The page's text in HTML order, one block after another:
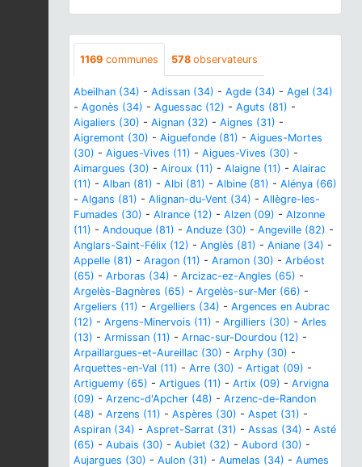
1169 communes 578 observateurs
Abeilhan (34) - Adissan (34) - Agde (34) - Agel (34)
- Agonès (34) - Aguessac (12) - Aguts (81) -
Aigaliers (30) - Aignan (32) - Aignes (31) -
Aigremont (30) - Aiguefonde (81) - Aigues-Mortes
(30) - Aigues-Vives (11) - Aigues-Vives (30) -
Aimargues (30) - Airoux (11) - Alaigne (11) - Alairac
(11) - Alban (81) - Albi (81) - Albine (81) - Alénya (66)
- Algans (81) - Alignan-du-Vent (34) - Allègre-les-
Fumades (30) - Alrance (12) - Alzen (09) - Alzonne
(11) - Andouque (81) - Anduze (30) - Angeville (82) -
Anglars-Saint-Félix (12) - Anglès (81) - Aniane (34) -
Appelle (81) - Aragon (11) - Aramon (30) - Arbéost
(65) - Arboras (34) - Arcizac-ez-Angles (65) -
Argelès-Bagnères (65) - Argelès-sur-Mer (66) -
Argeliers (11) - Argelliers (34) - Argences en Aubrac
(12) - Argens-Minervois (11) - Argilliers (30) - Arles
(13) - Armissan (11) - Arnac-sur-Dourdou (12) -
Arpaillargues-et-Aureillac (30) - Arphy (30) -
Arquettes-en-Val (11) - Arre (30) - Artigat (09) -
Artiguemy (65) - Artigues (11) - Artix (09) - Arvigna
(09) - Arzenc-d'Apcher (48) - Arzenc-de-Randon
(48) - Arzens (11) - Aspères (30) - Aspet (31) -
Aspiran (34) - Aspret-Sarrat (31) - Assas (34) - Asté
(65) - Aubais (30) - Aubiet (32) - Aubord (30) -
Aujargues (30) - Aulon (31) - Aumelas (34) - Aumes